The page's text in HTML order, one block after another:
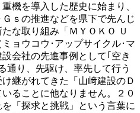
機を導入した歴史に始まり、
ｓの推進などを県下で先んじ
な取り組み「ＭＹＯＫＯ Ｕ
ョウコウ･アップサイクル･マ
会社の先進事例として｢空き
通り、先駆け、率先して行う
継がれてきた「山﨑建設のＤ
ることに他なりません。２０
「探求と挑戦」という言葉に